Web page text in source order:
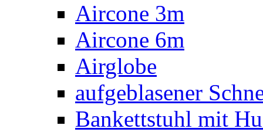
Aircone 3m
Aircone 6m
Airglobe
aufgeblasener
Bankettstuhl mit